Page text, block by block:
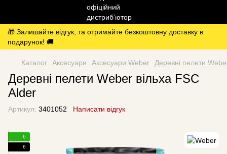
🎁 Залишайте відгук, та отримайте безкоштовну доставку в
подарунок! 🚚
Каталог Аксесуари Аксесуари Weber Деревні пелети
Деревні пелети Weber вільха FSC
Alder
Артикул: 3401052 Написати відгук
6
6